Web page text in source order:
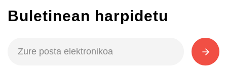
Buletinean harpidetu